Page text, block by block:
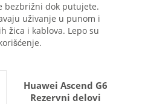
bezbrižni dok putujete.
uživanje u punom i
žica i kablova. Lepo su
Huawei Ascend G6
Rezervni delovi